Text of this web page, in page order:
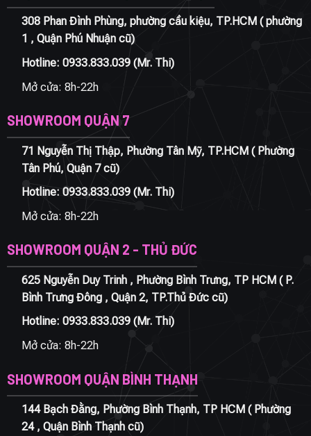
308 Phan Đình Phùng, phường cầu kiệu, TP.HCM ( phường
1 , Quận Phú Nhuận cũ)
Hotline: 0933.833.039(Mr. Thi)
Mở cửa: 8h-22h
SHOWROOM QUẬN 7
71 Nguyễn Thị Thập, Phường Tân Mỹ, TP.HCM ( Phường
Tân Phú, Quận 7 cũ)
Hotline: 0933.833.039(Mr. Thi)
Mở cửa: 8h-22h
SHOWROOM QUẬN 2 - THỦ ĐỨC
625 Nguyễn Duy Trinh , Phường Bình Trưng, TP HCM ( P.
Bình Trưng Đông , Quận 2, TP.Thủ Đức cũ)
Hotline: 0933.833.039(Mr. Thi)
Mở cửa: 8h-22h
SHOWROOM QUẬN BÌNH THẠNH
144 Bạch Đằng, Phường Bình Thạnh, TP HCM ( Phường
24 , Quận Bình Thạnh cũ)